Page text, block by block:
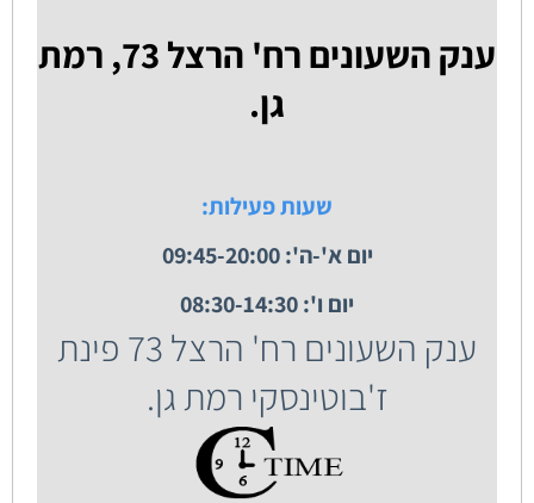
ענק השעונים רח' הרצל 73, רמת
גן.
שעות פעילות:
יום א'-ה': 09:45-20:00
יום ו': 08:30-14:30
ענק השעונים רח' הרצל 73 פינת
ז'בוטינסקי רמת גן.